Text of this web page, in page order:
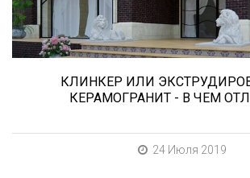
мангала, барбекю,
КЛИНКЕР ИЛИ
КЕРАМОГРАНИТ - В ЧЕМ
24 Июля 2019